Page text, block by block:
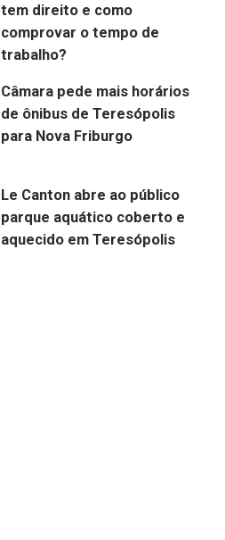
tem direito e como
comprovar o tempo de
trabalho?
Câmara pede mais horários
de ônibus de Teresópolis
para Nova Friburgo
Le Canton abre ao público
parque aquático coberto e
aquecido em Teresópolis